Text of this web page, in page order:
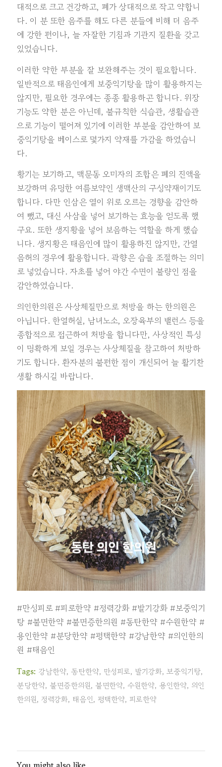
대적으로 크고 건강하고, 폐가 상대적으로 작고 약합니
다. 이 분 또한 음주를 해도 다른 분들에 비해 더 음주
에 강한 편이나, 늘 자잘한 기침과 기관지 질환을 갖고
있었습니다.
이러한 약한 부분을 잘 보완해주는 것이 필요합니다.
일반적으로 태음인에게 보중익기탕을 많이 활용하지는
않지만, 필요한 경우에는 종종 활용하곤 합니다. 위장
기능도 약한 분은 아닌데, 불규칙한 식습관, 생활습관
으로 기능이 떨어져 있기에 이러한 부분을 감안하여 보
중익기탕을 베이스로 몇가지 약재를 가감을 하였습니
다.
황기는 보기하고, 맥문동 오미자의 조합은 폐의 진액을
보강하며 유명한 여름보약인 생맥산의 구성약재이기도
합니다. 다만 인삼은 열이 위로 오르는 경향을 감안하
여 뺐고, 대신 사삼을 넣어 보기하는 효능을 얻도록 했
구요. 또한 생지황을 넣어 보음하는 역할을 하게 했습
니다. 생지황은 태음인에 많이 활용하진 않지만, 간열
음허의 경우에 활용합니다. 곽향은 습을 조절하는 의미
로 넣었습니다. 자초를 넣어 야간 수면이 불량인 점을
감안하였습니다.
의인한의원은 사상체질만으로 처방을 하는 한의원은
아닙니다. 한열허실, 남녀노소, 오장육부의 밸런스 등을
종합적으로 접근하여 처방을 합니다만, 사상적인 특성
이 명확하게 보일 경우는 사상체질을 참고하여 처방하
기도 합니다. 환자분의 불편한 점이 개선되어 늘 활기찬
생활 하시길 바랍니다.
#만성피로 #피로한약 #정력강화 #발기강화 #보중익기
탕 #불면한약 #불면증한의원 #동탄한약 #수원한약 #
용인한약 #분당한약 #평택한약 #강남한약 #의인한의
원 #태음인
Tags: 강남한약, 동탄한약, 만성피로, 발기강화, 보중익기탕,
분당한약, 불면증한의원, 불면한약, 수원한약, 용인한약, 의인
한의원, 정력강화, 태음인, 평택한약, 피로한약